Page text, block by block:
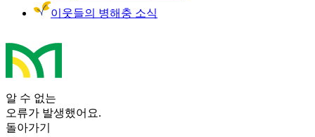
이웃들의 병해충 소식
알 수 없는
오류가 발생했어요.
돌아가기